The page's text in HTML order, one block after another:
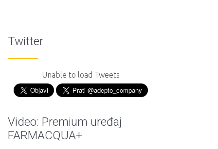
Twitter
Unable to load Tweets
Video: Premium uređaj
FARMACQUA+